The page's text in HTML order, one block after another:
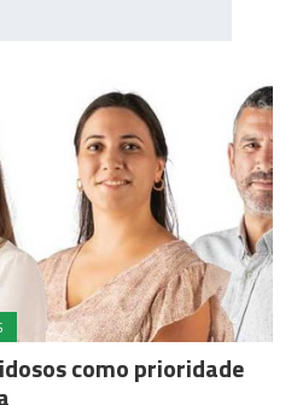
como prioridade